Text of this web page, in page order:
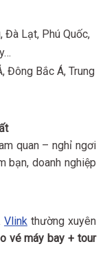
Đà Lạt, Phú Quốc,
Đông Bắc Á, Trung
quan – nghỉ ngơi
bạn, doanh nghiệp
Vlinkthường xuyên
vé máy bay + tour